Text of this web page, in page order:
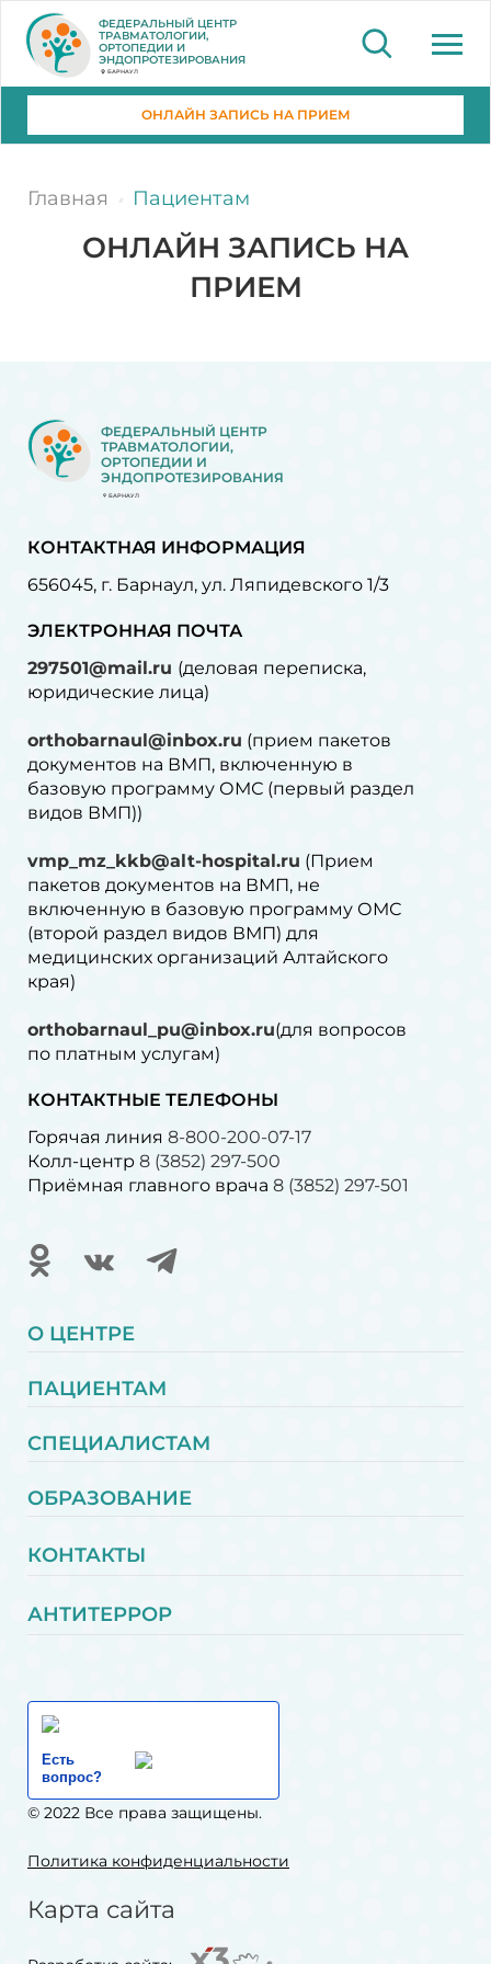
ФЕДЕРАЛЬНЫЙ ЦЕНТР
ТРАВМАТОЛОГИИ,
ОРТОПЕДИИ И
ЭНДОПРОТЕЗИРОВАНИЯ
БАРНАУЛ
ОНЛАЙН ЗАПИСЬ НА ПРИЕМ
Главная Пациентам
ОНЛАЙН ЗАПИСЬ НА
ПРИЕМ
ФЕДЕРАЛЬНЫЙ ЦЕНТР
ТРАВМАТОЛОГИИ,
ОРТОПЕДИИ И
ЭНДОПРОТЕЗИРОВАНИЯ
БАРНАУЛ
КОНТАКТНАЯ ИНФОРМАЦИЯ
656045, г. Барнаул, ул. Ляпидевского 1/3
ЭЛЕКТРОННАЯ ПОЧТА
297501@mail.ru (деловая переписка,
юридические лица)
orthobarnaul@inbox.ru (прием пакетов
документов на ВМП, включенную в
базовую программу ОМС (первый раздел
видов ВМП))
vmp_mz_kkb@alt-hospital.ru (Прием
пакетов документов на ВМП, не
включенную в базовую программу ОМС
(второй раздел видов ВМП) для
медицинских организаций Алтайского
края)
orthobarnaul_pu@inbox.ru(для вопросов
по платным услугам)⁠
КОНТАКТНЫЕ ТЕЛЕФОНЫ
Горячая линия 8-800-200-07-17
Колл-центр 8 (3852) 297-500
Приёмная главного врача 8 (3852) 297-501
О ЦЕНТРЕ
ПАЦИЕНТАМ
СПЕЦИАЛИСТАМ
ОБРАЗОВАНИЕ
КОНТАКТЫ
АНТИТЕРРОР
Есть
вопрос?
© 2022 Все права защищены.
Политика конфиденциальности
Карта сайта